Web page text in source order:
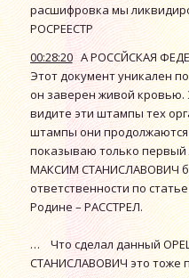
расшифровка мы
РОСРЕЕСТР
00:28:20А РОССЙСКАЯ
Этот документ уникален
он заверен живой
видите эти штампы тех
штампы они продолжаются
показываю только
МАКСИМ СТАНИСЛАВОВИЧ
ответственности по
Родине –
… Что сделал данный
СТАНИСЛАВОВИЧ это тоже